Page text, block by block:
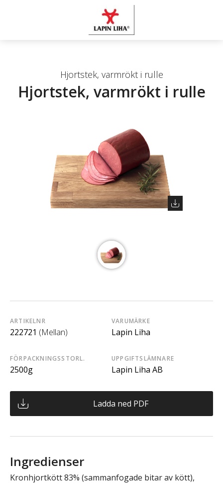
Hjortstek, varmrökt i rulle
Hjortstek, varmrökt i rulle
ARTIKELNR
222721 (Mellan)
VARUMÄRKE
Lapin Liha
FÖRPACKNINGSSTORL.
2500g
UPPGIFTSLÄMNARE
Lapin Liha AB
Ladda ned PDF
Ingredienser
Kronhjortkött 83% (sammanfogade bitar av kött),